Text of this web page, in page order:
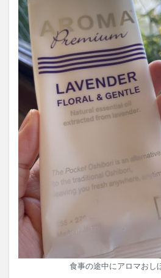
食事の途中にアロマおし